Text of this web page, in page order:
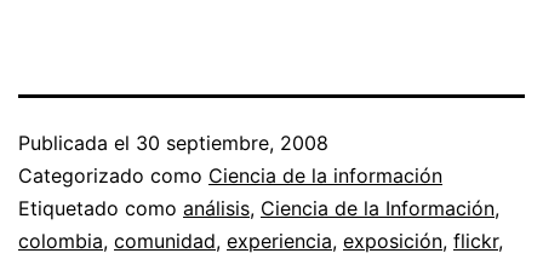
Publicada el 30 septiembre, 2008
Categorizado como Ciencia de la información
Etiquetado como análisis, Ciencia de la Información,
colombia, comunidad, experiencia, exposición, flickr,